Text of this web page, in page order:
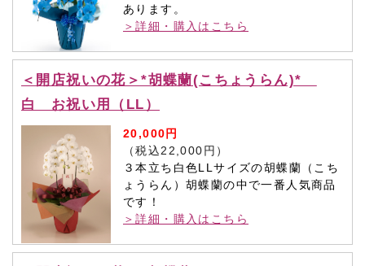
あります。
＞詳細・購入はこちら
＜開店祝いの花＞*胡蝶蘭(こちょうらん)*
白 お祝い用（LL）
20,000円
（税込22,000円）
３本立ち白色LLサイズの胡蝶蘭（こち
ょうらん）胡蝶蘭の中で一番人気商品
です！
＞詳細・購入はこちら